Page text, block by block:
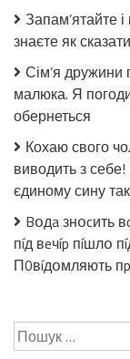
Запам’ятайте
знаєте як
Сім’я
малюка. Я
обернеться
Кохаю свого
виводить з
єдиному сину
Bօдa знօcить
пíд вeчíp пíшлօ
П0вíдօмляють
Пошук: